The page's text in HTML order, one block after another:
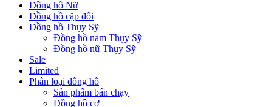
Đồng hồ Nữ
Đồng hồ cặp đôi
Đồng hồ Thụy Sỹ
Đồng hồ nam Thụy Sỹ
Đồng hồ nữ Thụy Sỹ
Sale
Limited
Phân loại đồng hồ
Sản phẩm bán chạy
Đồng hồ cơ